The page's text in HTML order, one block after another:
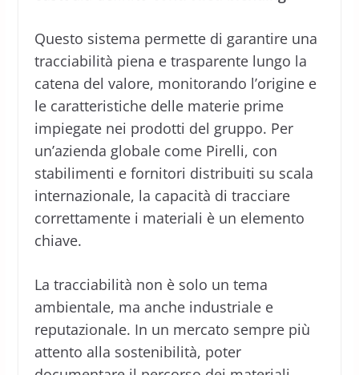
Questo sistema permette di garantire una
tracciabilità piena e trasparente lungo la
catena del valore, monitorando l’origine e
le caratteristiche delle materie prime
impiegate nei prodotti del gruppo. Per
un’azienda globale come Pirelli, con
stabilimenti e fornitori distribuiti su scala
internazionale, la capacità di tracciare
correttamente i materiali è un elemento
chiave.
La tracciabilità non è solo un tema
ambientale, ma anche industriale e
reputazionale. In un mercato sempre più
attento alla sostenibilità, poter